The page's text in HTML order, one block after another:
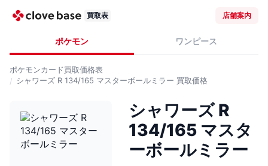
買取表 店舗案内
ポケモン ワンピース
ポケモンカード買取価格表
シャワーズ R 134/165 マスターボールミラー 買取価格
シャワーズ R
134/165 マスタ
ーボールミラー